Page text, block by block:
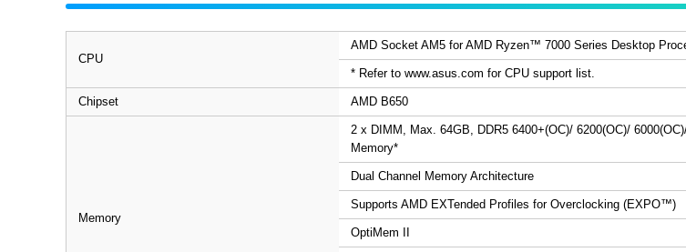
CPU
AMD Socket AM5 for AMD Ryzen™ 7000 Series Desktop
* Refer to www.asus.com for CPU support list.
Chipset AMD B650
Memory
2 x DIMM, Max. 64GB, DDR5 6400+(OC)/ 6200(OC)/
Memory*
Dual Channel Memory Architecture
Supports AMD EXTended Profiles for Overclocking (EXPO™)
OptiMem II